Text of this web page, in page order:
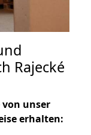
Rajecké
von unser
erhalten: